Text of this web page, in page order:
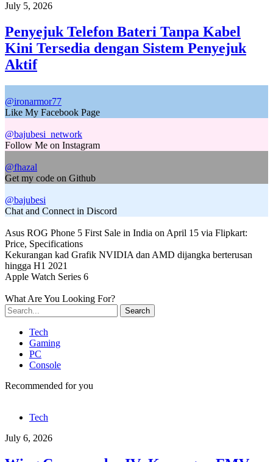
July 5, 2026
Penyejuk Telefon Bateri Tanpa Kabel
Kini Tersedia dengan Sistem Penyejuk
Aktif
@ironarmor77
Like My Facebook Page
@bajubesi_network
Follow Me on Instagram
@fhazal
Get my code on Github
@bajubesi
Chat and Connect in Discord
Asus ROG Phone 5 First Sale in India on April 15 via Flipkart:
Price, Specifications
Kekurangan kad Grafik NVIDIA dan AMD dijangka berterusan
hingga H1 2021
Apple Watch Series 6
What Are You Looking For?
Search
Tech
Gaming
PC
Console
Recommended for you
Tech
July 6, 2026